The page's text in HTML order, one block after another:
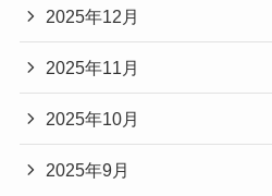
2025年12月
2025年11月
2025年10月
2025年9月